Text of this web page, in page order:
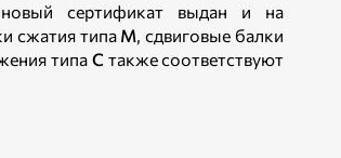
новый сертификат выдан и на
сжатия типа М, сдвиговые балки
типа Стакже соответствуют